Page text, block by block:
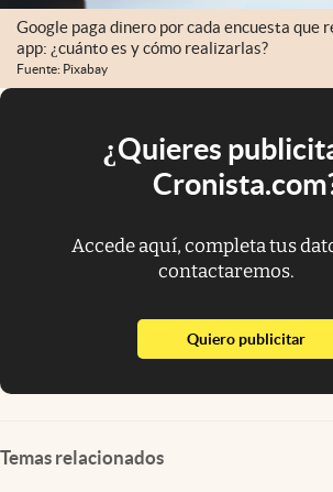
Google paga dinero por cada encuesta que
app: ¿cuánto es y cómo realizarlas?
Fuente: Pixabay
¿Quieres
Accede aquí, completa tus
contactaremos.
Quiero publicitar
Temas relacionados